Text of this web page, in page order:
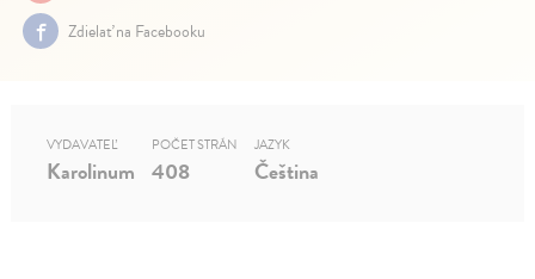
Zdielať na Facebooku
VYDAVATEĽ
Karolinum
POČET STRÁN
408
JAZYK
Čeština